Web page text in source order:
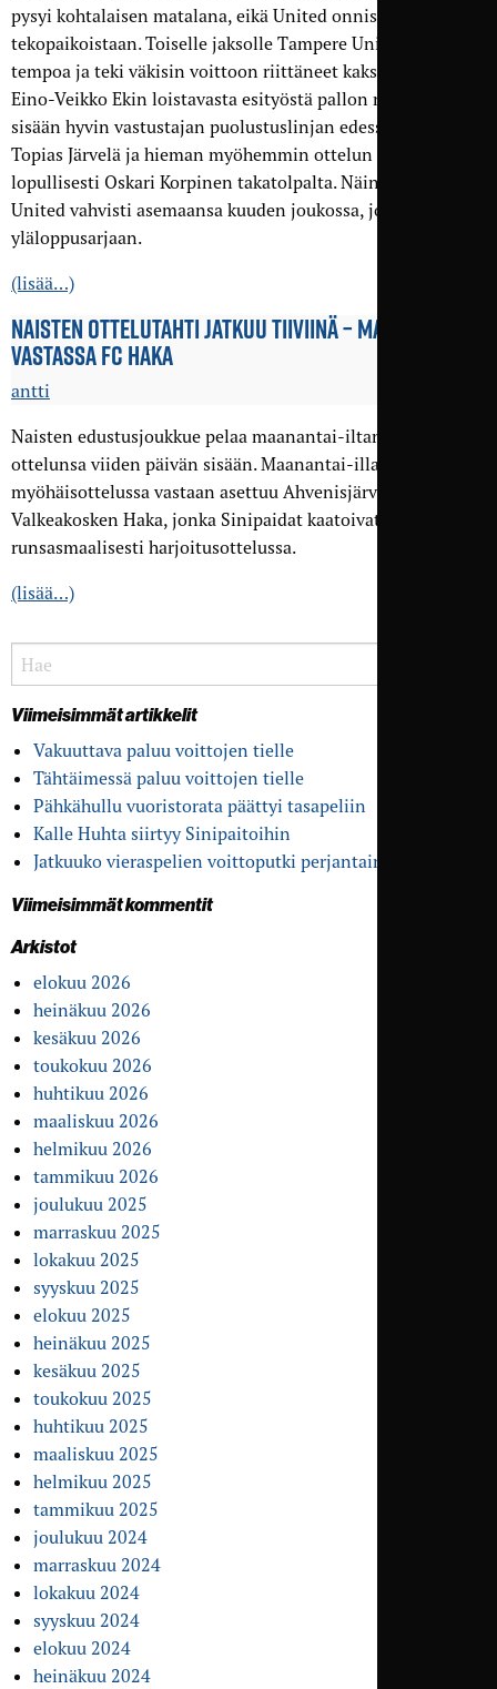
pysyi kohtalaisen matalana, eikä United onnistunut
tekopaikoistaan. Toiselle jaksolle Tampere United nosti
tempoa ja teki väkisin voittoon riittäneet kaksi maalia.
Eino-Veikko Ekin loistavasta esityöstä pallon namutteli
sisään hyvin vastustajan puolustuslinjan edessä operoinut
Topias Järvelä ja hieman myöhemmin ottelun paketoi
lopullisesti Oskari Korpinen takatolpalta. Näin Tampere
United vahvisti asemaansa kuuden joukossa, jolla pääsee
yläloppusarjaan.
(lisää…)
NAISTEN OTTELUTAHTI JATKUU TIIVIINÄ – MAANANTAINA
VASTASSA FC HAKA
antti
Naisten edustusjoukkue pelaa maanantai-iltana toisen
ottelunsa viiden päivän sisään. Maanantai-illan
myöhäisottelussa vastaan asettuu Ahvenisjärvellä
Valkeakosken Haka, jonka Sinipaidat kaatoivat kauden alla
runsasmaalisesti harjoitusottelussa.
(lisää…)
Viimeisimmät artikkelit
Vakuuttava paluu voittojen tielle
Tähtäimessä paluu voittojen tielle
Pähkähullu vuoristo­rata päättyi tasapeliin
Kalle Huhta siirtyy Sinipaitoihin
Jatkuuko vieras­pelien voitto­putki perjantaina?
Viimeisimmät kommentit
Arkistot
elokuu 2026
heinäkuu 2026
kesäkuu 2026
toukokuu 2026
huhtikuu 2026
maaliskuu 2026
helmikuu 2026
tammikuu 2026
joulukuu 2025
marraskuu 2025
lokakuu 2025
syyskuu 2025
elokuu 2025
heinäkuu 2025
kesäkuu 2025
toukokuu 2025
huhtikuu 2025
maaliskuu 2025
helmikuu 2025
tammikuu 2025
joulukuu 2024
marraskuu 2024
lokakuu 2024
syyskuu 2024
elokuu 2024
heinäkuu 2024